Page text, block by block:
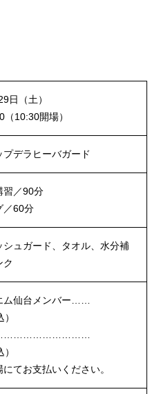
日（土）
10:30開場）
デラヒーバガード
習／90分
／60分
シュガード、タオル、水分補
ク
ム仙台メンバー……
…………………………
てお支払いください。